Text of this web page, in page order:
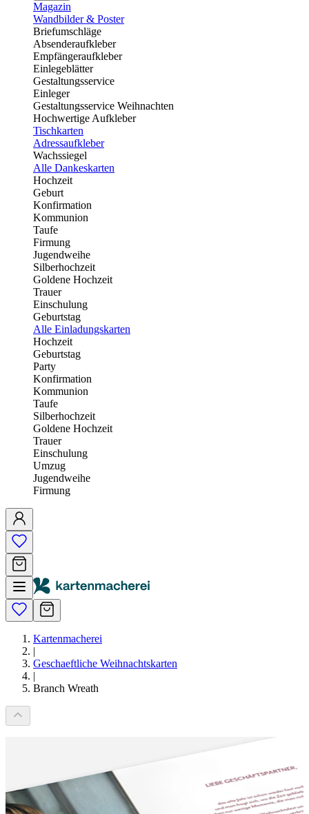
Magazin
Wandbilder & Poster
Briefumschläge
Absenderaufkleber
Empfängeraufkleber
Einlegeblätter
Gestaltungsservice
Einleger
Gestaltungsservice Weihnachten
Hochwertige Aufkleber
Tischkarten
Adressaufkleber
Wachssiegel
Alle Dankeskarten
Hochzeit
Geburt
Konfirmation
Kommunion
Taufe
Firmung
Jugendweihe
Silberhochzeit
Goldene Hochzeit
Trauer
Einschulung
Geburtstag
Alle Einladungskarten
Hochzeit
Geburtstag
Party
Konfirmation
Kommunion
Taufe
Silberhochzeit
Goldene Hochzeit
Trauer
Einschulung
Umzug
Jugendweihe
Firmung
Kartenmacherei
|
Geschaeftliche Weihnachtskarten
|
Branch Wreath